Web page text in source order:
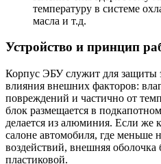
температуру в системе
масла и т.д.
Устройство и принцип
Корпус ЭБУ служит для защиты
влияния внешних факторов:
повреждений и частично от
блок размещается в
делается из алюминия. Если же
салоне автомобиля, где меньше
воздействий, внешняя оболочка
пластиковой.